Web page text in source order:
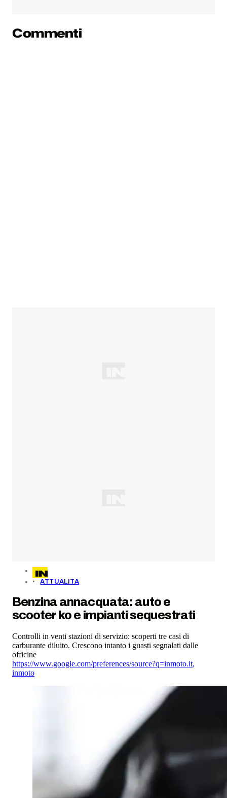
Commenti
ATTUALITA
Benzina annacquata: auto e
scooter ko e impianti sequestrati
Controlli in venti stazioni di servizio: scoperti tre casi di
carburante diluito. Crescono intanto i guasti segnalati dalle
officine
https://www.google.com/preferences/source?q=inmoto.it,
inmoto